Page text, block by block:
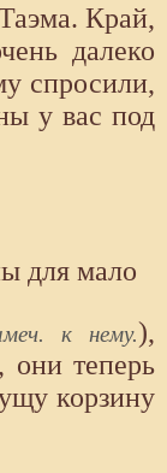
Край,
далеко
спросили,
у вас под
для мало
к нему.),
теперь
корзину